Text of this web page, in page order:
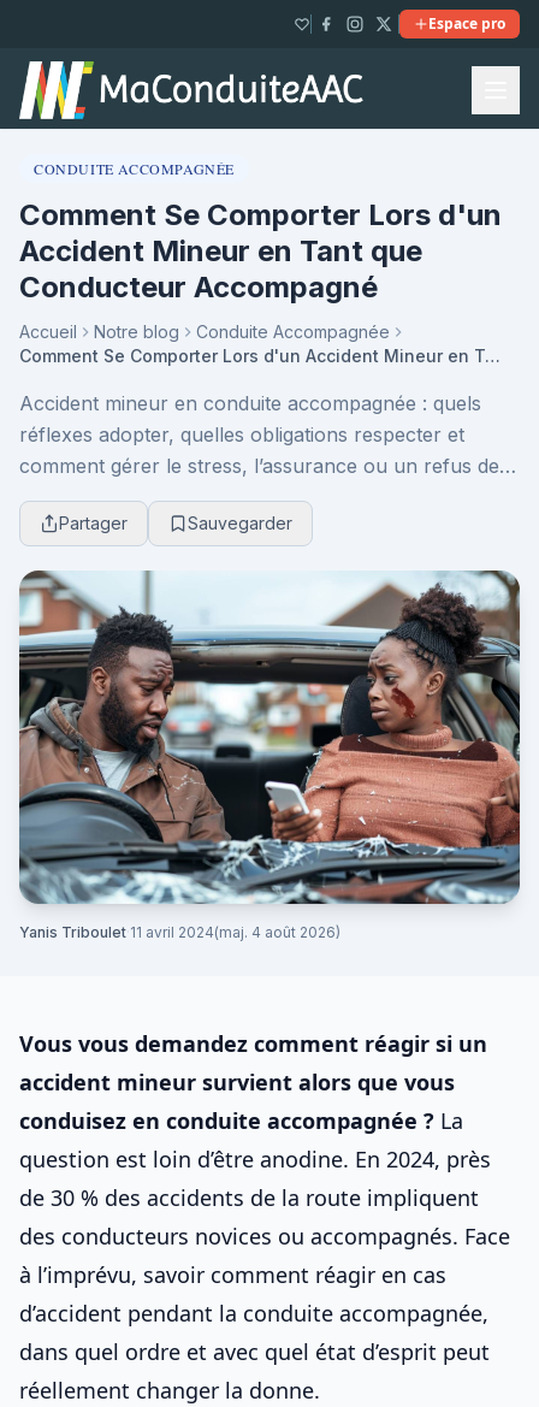
Espace pro
CONDUITE ACCOMPAGNÉE
Comment Se Comporter Lors d'un
Accident Mineur en Tant que
Conducteur Accompagné
Accueil Notre blog
Conduite Accompagnée
Comment Se Comporter Lors d'un Accident Mineur en Tant que Conducteur Accompagné
Accident mineur en conduite accompagnée : quels
réflexes adopter, quelles obligations respecter et
comment gérer le stress, l’assurance ou un refus de
constat. Un guide clair et pratique pour réagir s...
Partager Sauvegarder
Yanis Triboulet·11 avril 2024(maj. 4 août 2026)
Vous vous demandez comment réagir si un
accident mineur survient alors que vous
conduisez en conduite accompagnée ? La
question est loin d’être anodine. En 2024, près
de 30 % des accidents de la route impliquent
des conducteurs novices ou accompagnés. Face
à l’imprévu, savoir comment réagir en cas
d’accident pendant la conduite accompagnée,
dans quel ordre et avec quel état d’esprit peut
réellement changer la donne.